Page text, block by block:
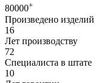
80000+
Произведено изделий
16
Лет производству
72
Специалиста в штате
10